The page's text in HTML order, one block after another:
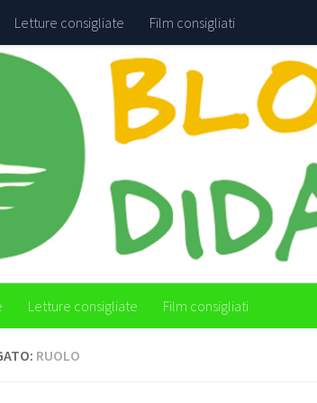
Letture consigliate Film consigliati
Letture consigliate Film consigliati
RUOLO